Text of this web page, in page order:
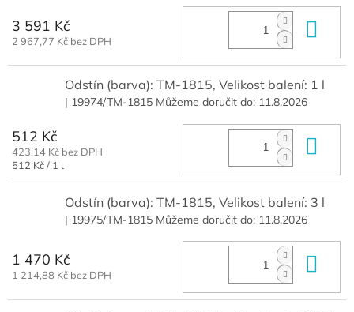
3 591 Kč
2 967,77 Kč bez DPH
Odstín (barva): TM-1815, Velikost balení: 1 l
| 19974/TM-1815 Můžeme doručit do: 11.8.2026
512 Kč
423,14 Kč bez DPH
Měrná
512 Kč / 1 l
Odstín (barva): TM-1815, Velikost balení: 3 l
| 19975/TM-1815 Můžeme doručit do: 11.8.2026
1 470 Kč
1 214,88 Kč bez DPH